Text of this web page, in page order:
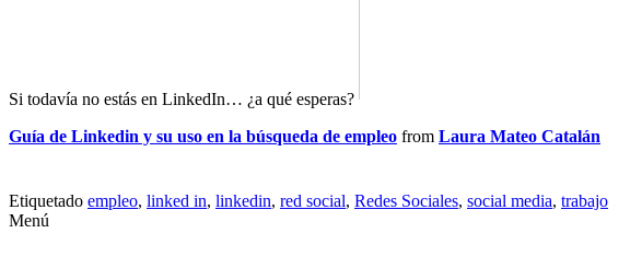
Si todavía no estás en LinkedIn… ¿a qué esperas?
Guía de Linkedin y su uso en la búsqueda de empleo from Laura Mateo Catalán
Etiquetado empleo, linked in, linkedin, red social, Redes Sociales, social media, trabajo
Menú